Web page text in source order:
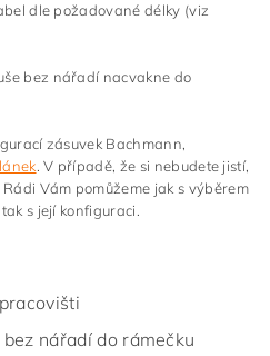
dle požadované délky (viz
bez nářadí nacvakne do
zásuvek Bachmann,
. V případě, že si nebudete jistí,
Vám pomůžeme jak s výběrem
s její konfiguraci.
nářadí do rámečku